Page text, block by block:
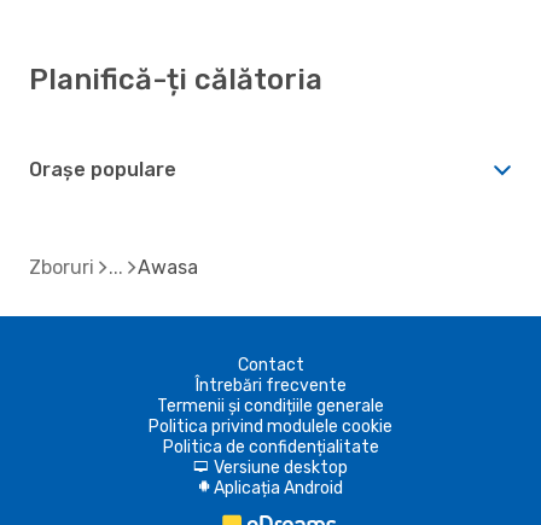
Planifică-ți călătoria
Orașe populare
Zboruri Awasa
Contact
Întrebări frecvente
Termenii și condițiile generale
Politica privind modulele cookie
Politica de confidențialitate
d Versiune desktop
A Aplicația Android